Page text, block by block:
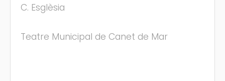
C. Esglèsia
Teatre Municipal de Canet de Mar